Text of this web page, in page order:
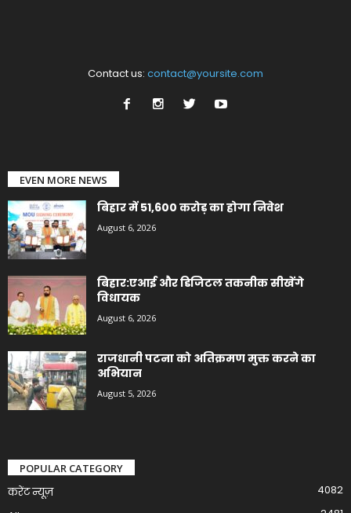
Contact us: contact@yoursite.com
EVEN MORE NEWS
बिहार में 51,600 करोड़ का होगा निवेश
August 6, 2026
बिहार:एआई और डिजिटल तकनीक सीखेंगे
विधायक
August 6, 2026
राजधानी पटना को अतिक्रमण मुक्त करने का
अभियान
August 5, 2026
POPULAR CATEGORY
करेंट न्यूज़
4082